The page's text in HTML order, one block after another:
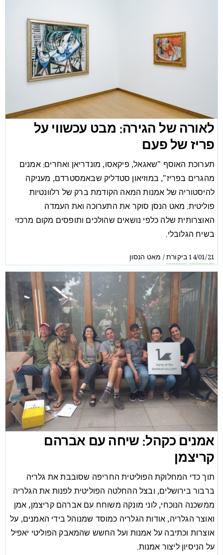
לאורה של הגירה: מבט עכשווי על
פריז של פעם
תערוכת האוסף "שאגאל, פיקאסו, מונדריאן ואחרים: אמנים
מהגרים בפריז", במוזיאון סטדליק שבאמסטרדם, מעניקה
להיסטוריה של אמנות המאה הקודמת ברק של רלוונטיות
פוליטית. מאט הנסן סוקר את התערוכה ואת העמדה
האוצרותית שלה כלפי נושאים שהולכים ותופסים מקום מרכזי
בשיח הגלובלי.
14/01/21ביקורת/ מאט הנסון
אמנים כקהל: שיחה עם אברהם
קריצמן
תוך כדי המחלוקת הפוליטית החריפה שסובבת את גלריה
ברבור בירושלים, ובצל ההחלטה הפוליטית לפנות את הגלריה
ממשכנה הנוכחי, לוני מונקה משוחח עם אברהם קריצמן, אמן
ואוצר הגלריה, אודות הגלריה כמוסד שמנוהל בידי האמנים, על
אוצרות וכתיבה על אמנות ועל החשש שהמאבק הפוליטי יאפיל
על הניסיון ליצור אמנות.